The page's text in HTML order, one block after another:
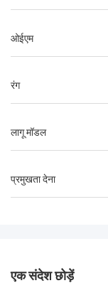
ओईएम
रंग
लागू मॉडल
प्रमुखता देना
एक संदेश छोड़ें